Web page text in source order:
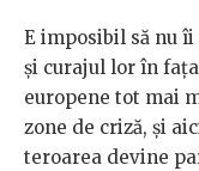
E imposibil să nu
și curajul lor în
europene tot mai
zone de criză, și
teroarea devine